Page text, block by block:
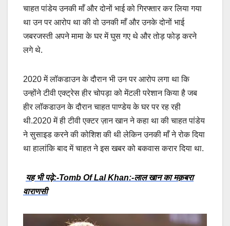
चाहत पांडेय उनकी माँ और दोनों भाई को गिरफ्तार कर लिया गया
था उन पर आरोप था की वो उनकी माँ और उनके दोनों भाई
जबरजस्ती अपने मामा के घर में घुस गए थे और तोड़ फोड़ करने
लगे थे.
2020 में लॉकडाउन के दौरान भी उन पर आरोप लगा था कि
उन्होंने टीवी एक्ट्रेस हीर चोपड़ा को मेंटली परेशान किया है जब
हीर लॉकडाउन के दौरान चाहत पाण्डेय के घर पर रह रही
थी.2020 में ही टीवी एक्टर ज़ान खान ने कहा था की चाहत पांडेय
ने सुसाइड करने की कोशिश की थी लेकिन उनकी माँ ने रोक दिया
था हालांकि बाद में चाहत ने इस खबर को बकवास करार दिया था.
यह भी पढ़े:-Tomb Of Lal Khan:-लाल खान का मक़बरा
वाराणसी